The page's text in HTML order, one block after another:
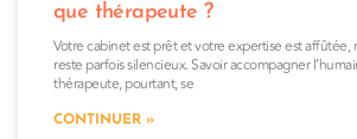
que thérapeute ?
Votre cabinet est prêt et votre expertise est affûtée,
reste parfois silencieux. Savoir accompagner
thérapeute, pourtant, se
CONTINUER »